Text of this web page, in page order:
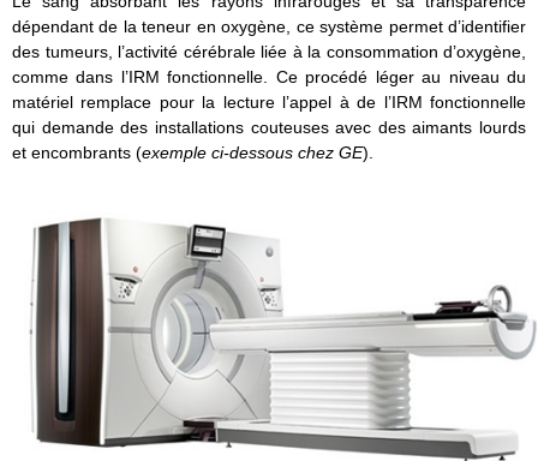
dépendant de la teneur en oxygène, ce système permet d’identifier
des tumeurs, l’activité cérébrale liée à la consommation d’oxygène,
comme dans l’IRM fonctionnelle. Ce procédé léger au niveau du
matériel remplace pour la lecture l’appel à de l’IRM fonctionnelle
qui demande des installations couteuses avec des aimants lourds
et encombrants (exemple ci-dessous chez GE).